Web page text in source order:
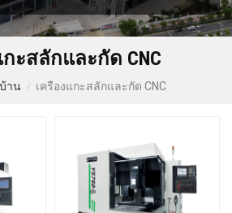
กะสลักและกัด CNC
บ้าน / เครื่องแกะสลักและกัด CNC